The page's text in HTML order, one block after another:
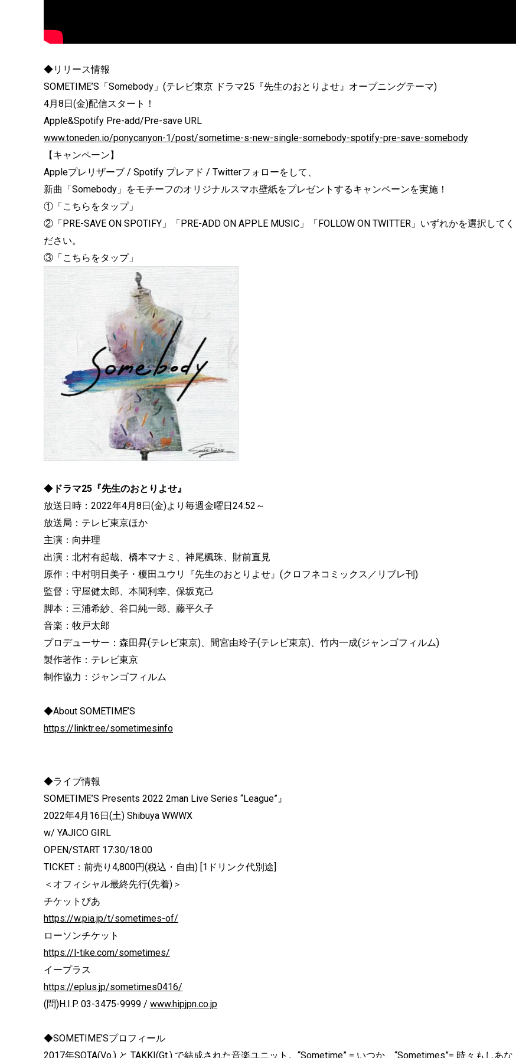
◆リリース情報
SOMETIME’S「Somebody」(テレビ東京 ドラマ25『先生のおとりよせ』オープニングテーマ)
4月8日(金)配信スタート！
Apple&Spotify Pre-add/Pre-save URL
www.toneden.io/ponycanyon-1/post/sometime-s-new-single-somebody-spotify-pre-save-somebody
【キャンペーン】
Appleプレリザーブ / Spotify プレアド / Twitterフォローをして、
新曲「Somebody」 をモチーフのオリジナルスマホ壁紙をプレゼントするキャンペーンを実施！
①「こちらをタップ」
②「PRE-SAVE ON SPOTIFY」「PRE-ADD ON APPLE MUSIC」「FOLLOW ON TWITTER」いずれかを選択してく
ださい。
③「こちらをタップ」
◆ ドラマ25『先生のおとりよせ』
放送日時：2022年4月8日(金)より毎週金曜日24:52～
放送局：テレビ東京ほか
主演：向井理
出演：北村有起哉、橋本マナミ、神尾楓珠、財前直見
原作：中村明日美子・榎田ユウリ『先生のおとりよせ』(クロフネコミックス／リブレ刊)
監督：守屋健太郎、本間利幸、保坂克己
脚本：三浦希紗、谷口純一郎、藤平久子
音楽：牧戸太郎
プロデューサー：森田昇(テレビ東京)、間宮由玲子(テレビ東京)、竹内一成(ジャンゴフィルム)
製作著作：テレビ東京
制作協力：ジャンゴフィルム
◆About SOMETIME’S
https://linktr.ee/sometimesinfo
◆ライブ情報
SOMETIME’S Presents 2022 2man Live Series “League”』
2022年4月16日(土) Shibuya WWWX
w/ YAJICO GIRL
OPEN/START 17:30/18:00
TICKET：前売り4,800円(税込・自由) [1ドリンク代別途]
＜オフィシャル最終先行(先着)＞
チケットぴあ
https://w.pia.jp/t/sometimes-of/
ローソンチケット
https://l-tike.com/sometimes/
イープラス
https://eplus.jp/sometimes0416/
(問)H.I.P. 03-3475-9999 / www.hipjpn.co.jp
◆SOMETIME’Sプロフィール
2017年SOTA(Vo.) と TAKKI(Gt.) で結成された音楽ユニット。“Sometime” = いつか、“Sometimes”= 時々もしあな